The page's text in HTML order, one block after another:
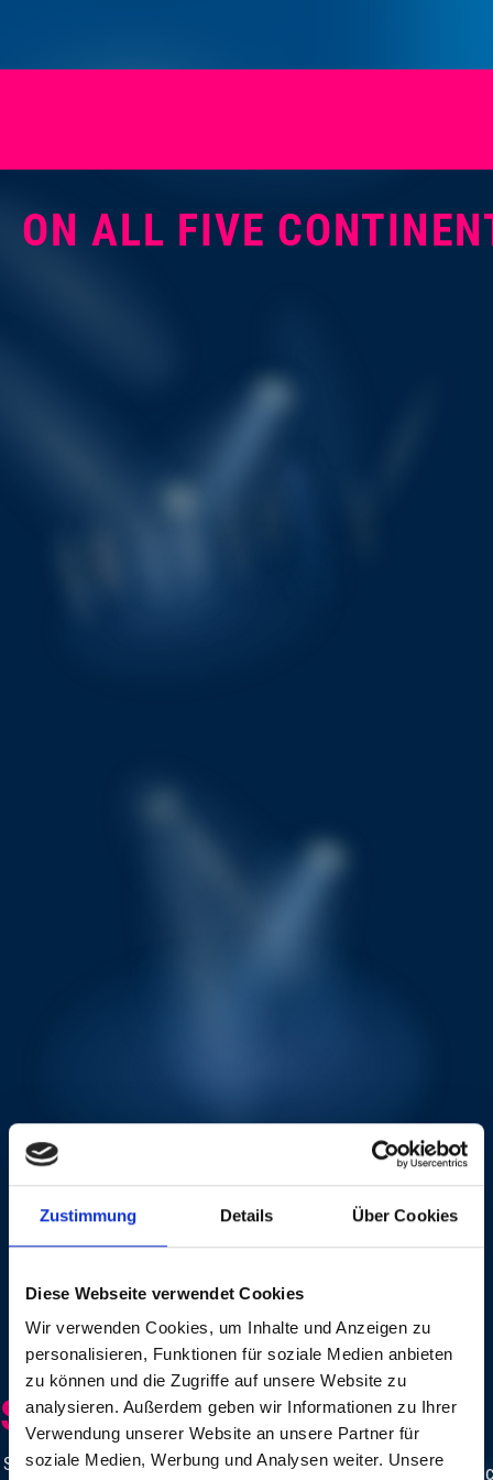
Zustimmung Details Über Cookies
Diese Webseite verwendet Cookies
Wir verwenden Cookies, um Inhalte und Anzeigen zu
personalisieren, Funktionen für soziale Medien anbieten
zu können und die Zugriffe auf unsere Website zu
analysieren. Außerdem geben wir Informationen zu Ihrer
Verwendung unserer Website an unsere Partner für
soziale Medien, Werbung und Analysen weiter. Unsere
ON ALL FIVE
SEPTEMBER
Saturday
TV-MARKETING
The Baloise Session concerts are all recorded and